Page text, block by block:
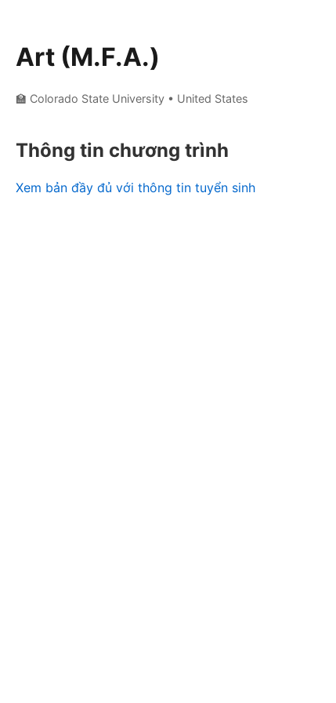
Art (M.F.A.)
🏫 Colorado State University • United States
Thông tin chương trình
Xem bản đầy đủ với thông tin tuyển sinh